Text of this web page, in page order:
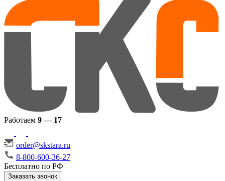
Работаем 9 — 17
order@skstara.ru
8-800-600-36-27
Бесплатно по РФ
Заказать звонок